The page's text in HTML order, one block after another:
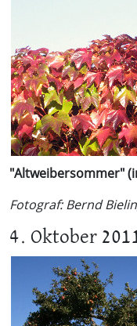
"Altweibersommer"
Fotograf: Bernd
4. Oktober